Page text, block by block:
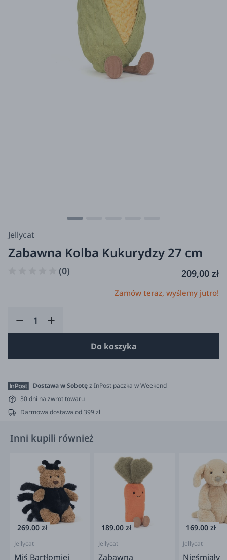
Jellycat
Zabawna Kolba Kukurydzy 27 cm
(0) 209,00 zł
Zamów teraz, wyślemy jutro!
Do koszyka
Dostawa w Sobotęz InPost paczka w Weekend
30 dni na zwrot towaru
Darmowa dostawa od 399 zł
Inni kupili również
269.00 zł
Jellycat
Miś Bartłomiej
189.00 zł
Jellycat
Zabawna
169.00 zł
Jellycat
Nieśmiały